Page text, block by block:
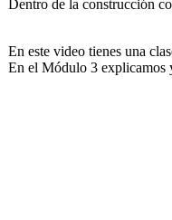
Dentro de la construcción
En este video tienes una
En el Módulo 3 explicamos